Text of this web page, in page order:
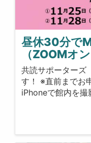
昼休30分で
（ZOOMオ
共読サポーターズ
す！ ※直前までお
iPhoneで館内を